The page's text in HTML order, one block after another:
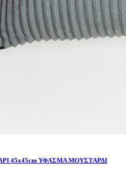
45x45cm ΥΦΑΣΜΑ ΜΟΥΣΤΑΡΔΙ